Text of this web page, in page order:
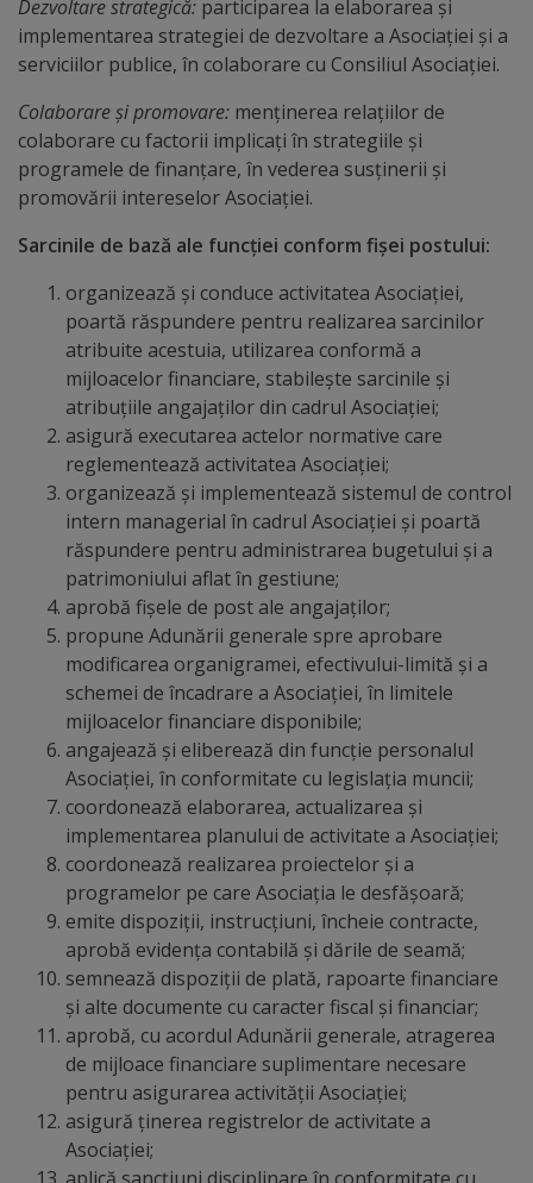
performanță
în
imagini
Galerie
video
Galerii
foto
Administrație
Primărie
Primar
Viceprimari
Organigrama
Aparatul
primăriei
Regulamentul
de
funcționare
Integritate
și
calitate
Consiliul
Dezvoltare strategică: participarea la elaborarea și
implementarea strategiei de dezvoltare a Asociației și a
serviciilor publice, în colaborare cu Consiliul Asociației.
Colaborare și promovare: menținerea relațiilor de
colaborare cu factorii implicați în strategiile și
programele de finanțare, în vederea susținerii și
promovării intereselor Asociației.
Sarcinile de bază ale funcției conform fișei postului:
organizează și conduce activitatea Asociației,
poartă răspundere pentru realizarea sarcinilor
atribuite acestuia, utilizarea conformă a
mijloacelor financiare, stabilește sarcinile și
atribuțiile angajaților din cadrul Asociației;
asigură executarea actelor normative care
reglementează activitatea Asociației;
organizează și implementează sistemul de control
intern managerial în cadrul Asociației și poartă
răspundere pentru administrarea bugetului și a
patrimoniului aflat în gestiune;
aprobă fișele de post ale angajaților;
propune Adunării generale spre aprobare
modificarea organigramei, efectivului-limită și a
schemei de încadrare a Asociației, în limitele
mijloacelor financiare disponibile;
angajează și eliberează din funcție personalul
Asociației, în conformitate cu legislația muncii;
coordonează elaborarea, actualizarea și
implementarea planului de activitate a Asociației;
coordonează realizarea proiectelor și a
programelor pe care Asociația le desfășoară;
emite dispoziții, instrucțiuni, încheie contracte,
aprobă evidența contabilă și dările de seamă;
semnează dispoziții de plată, rapoarte financiare
și alte documente cu caracter fiscal și financiar;
aprobă, cu acordul Adunării generale, atragerea
de mijloace financiare suplimentare necesare
pentru asigurarea activității Asociației;
asigură ținerea registrelor de activitate a
Asociației;